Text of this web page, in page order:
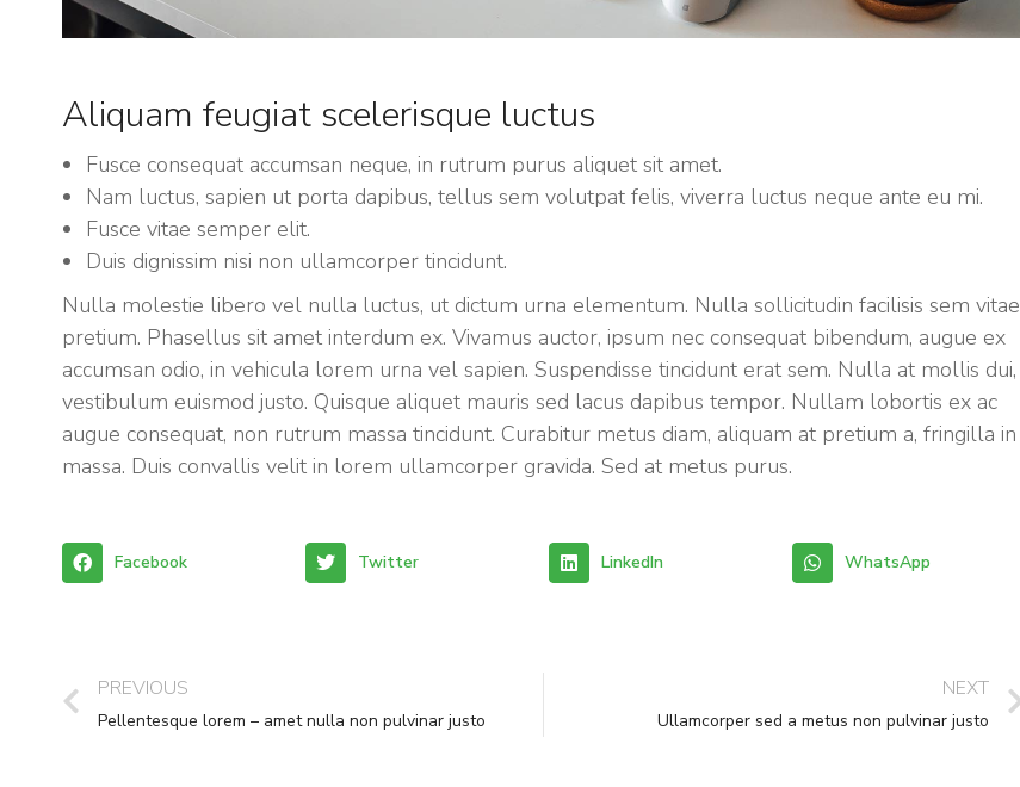
Aliquam feugiat scelerisque luctus
Fusce consequat accumsan neque, in rutrum purus aliquet sit amet.
Nam luctus, sapien ut porta dapibus, tellus sem volutpat felis, viverra luctus neque ante eu mi.
Fusce vitae semper elit.
Duis dignissim nisi non ullamcorper tincidunt.
Nulla molestie libero vel nulla luctus, ut dictum urna elementum. Nulla sollicitudin facilisis sem vitae
pretium. Phasellus sit amet interdum ex. Vivamus auctor, ipsum nec consequat bibendum, augue ex
accumsan odio, in vehicula lorem urna vel sapien. Suspendisse tincidunt erat sem. Nulla at mollis dui,
vestibulum euismod justo. Quisque aliquet mauris sed lacus dapibus tempor. Nullam lobortis ex ac
augue consequat, non rutrum massa tincidunt. Curabitur metus diam, aliquam at pretium a, fringilla in
massa. Duis convallis velit in lorem ullamcorper gravida. Sed at metus purus.
Facebook Twitter LinkedIn WhatsApp
PREVIOUS
Pellentesque lorem – amet nulla non pulvinar justo
NEXT
Ullamcorper sed a metus non pulvinar justo